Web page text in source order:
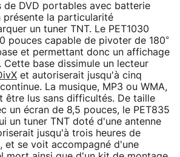
de DVD portables avec batterie
présente la particularité
un tuner TNT. Le PET1030
pouces capable de pivoter de 180°
et permettant donc un affichage
base dissimule un lecteur
et autoriserait jusqu'à cinq
La musique, MP3 ou WMA,
être lus sans difficultés. De taille
un écran de 8,5 pouces, le PET835
un tuner TNT doté d'une antenne
jusqu'à trois heures de
et se voit accompagné d'une